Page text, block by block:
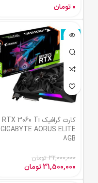
0تومان
ناموجود
کارت گرافیک RTX 3060 Ti
GIGABYTE AORUS ELITE
8GB
32,000,000 تومان
31,500,000تومان